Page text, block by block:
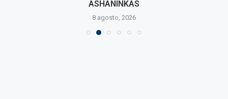
ASHÁNINKAS
8 agosto, 2026